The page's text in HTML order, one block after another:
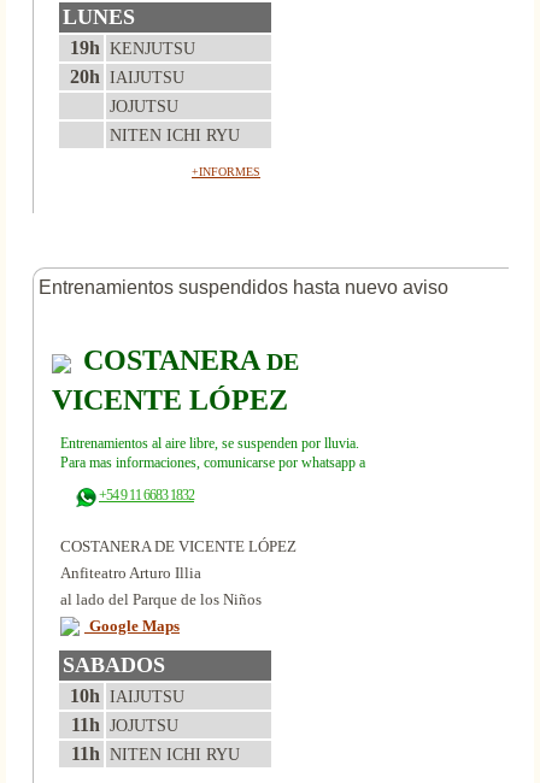
LUNES
19h KENJUTSU
20h IAIJUTSU
JOJUTSU
NITEN ICHI RYU
+INFORMES
Entrenamientos suspendidos hasta nuevo aviso
COSTANERADE
VICENTE LÓPEZ
Entrenamientos al aire libre, se suspenden por lluvia.
Para mas informaciones, comunicarse por whatsapp a
+54 9 11 6683 1832
COSTANERA DE VICENTE LÓPEZ
Anfiteatro Arturo Illia
al lado del Parque de los Niños
Google Maps
SABADOS
10h IAIJUTSU
11h JOJUTSU
11h NITEN ICHI RYU